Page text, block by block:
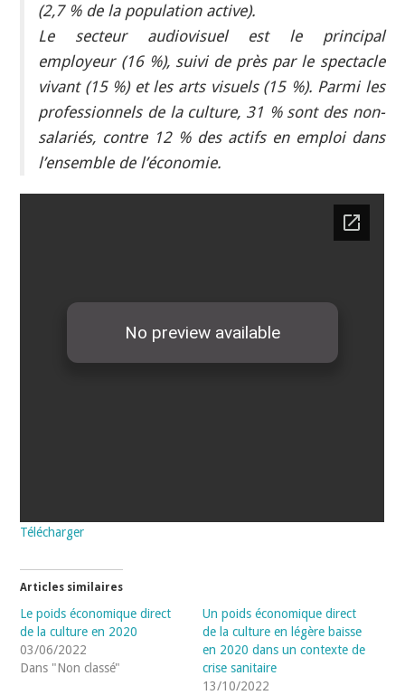
(2,7 % de la population active).
Le secteur audiovisuel est le principal
employeur (16 %), suivi de près par le spectacle
vivant (15 %) et les arts visuels (15 %). Parmi les
professionnels de la culture, 31 % sont des non-
salariés, contre 12 % des actifs en emploi dans
l’ensemble de l’économie.
Télécharger
Articles similaires
Le poids économique direct
de la culture en 2020
03/06/2022
Dans "Non classé"
Un poids économique direct
de la culture en légère baisse
en 2020 dans un contexte de
crise sanitaire
13/10/2022